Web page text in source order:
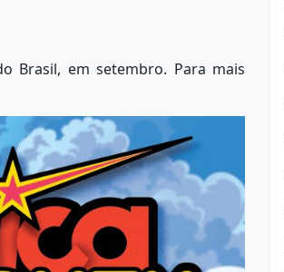
Brasil, em setembro. Para mais